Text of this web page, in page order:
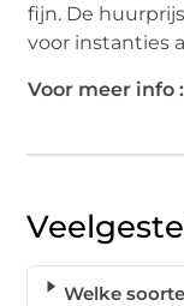
fijn. De
voor instanties
Voor meer info :
Welke